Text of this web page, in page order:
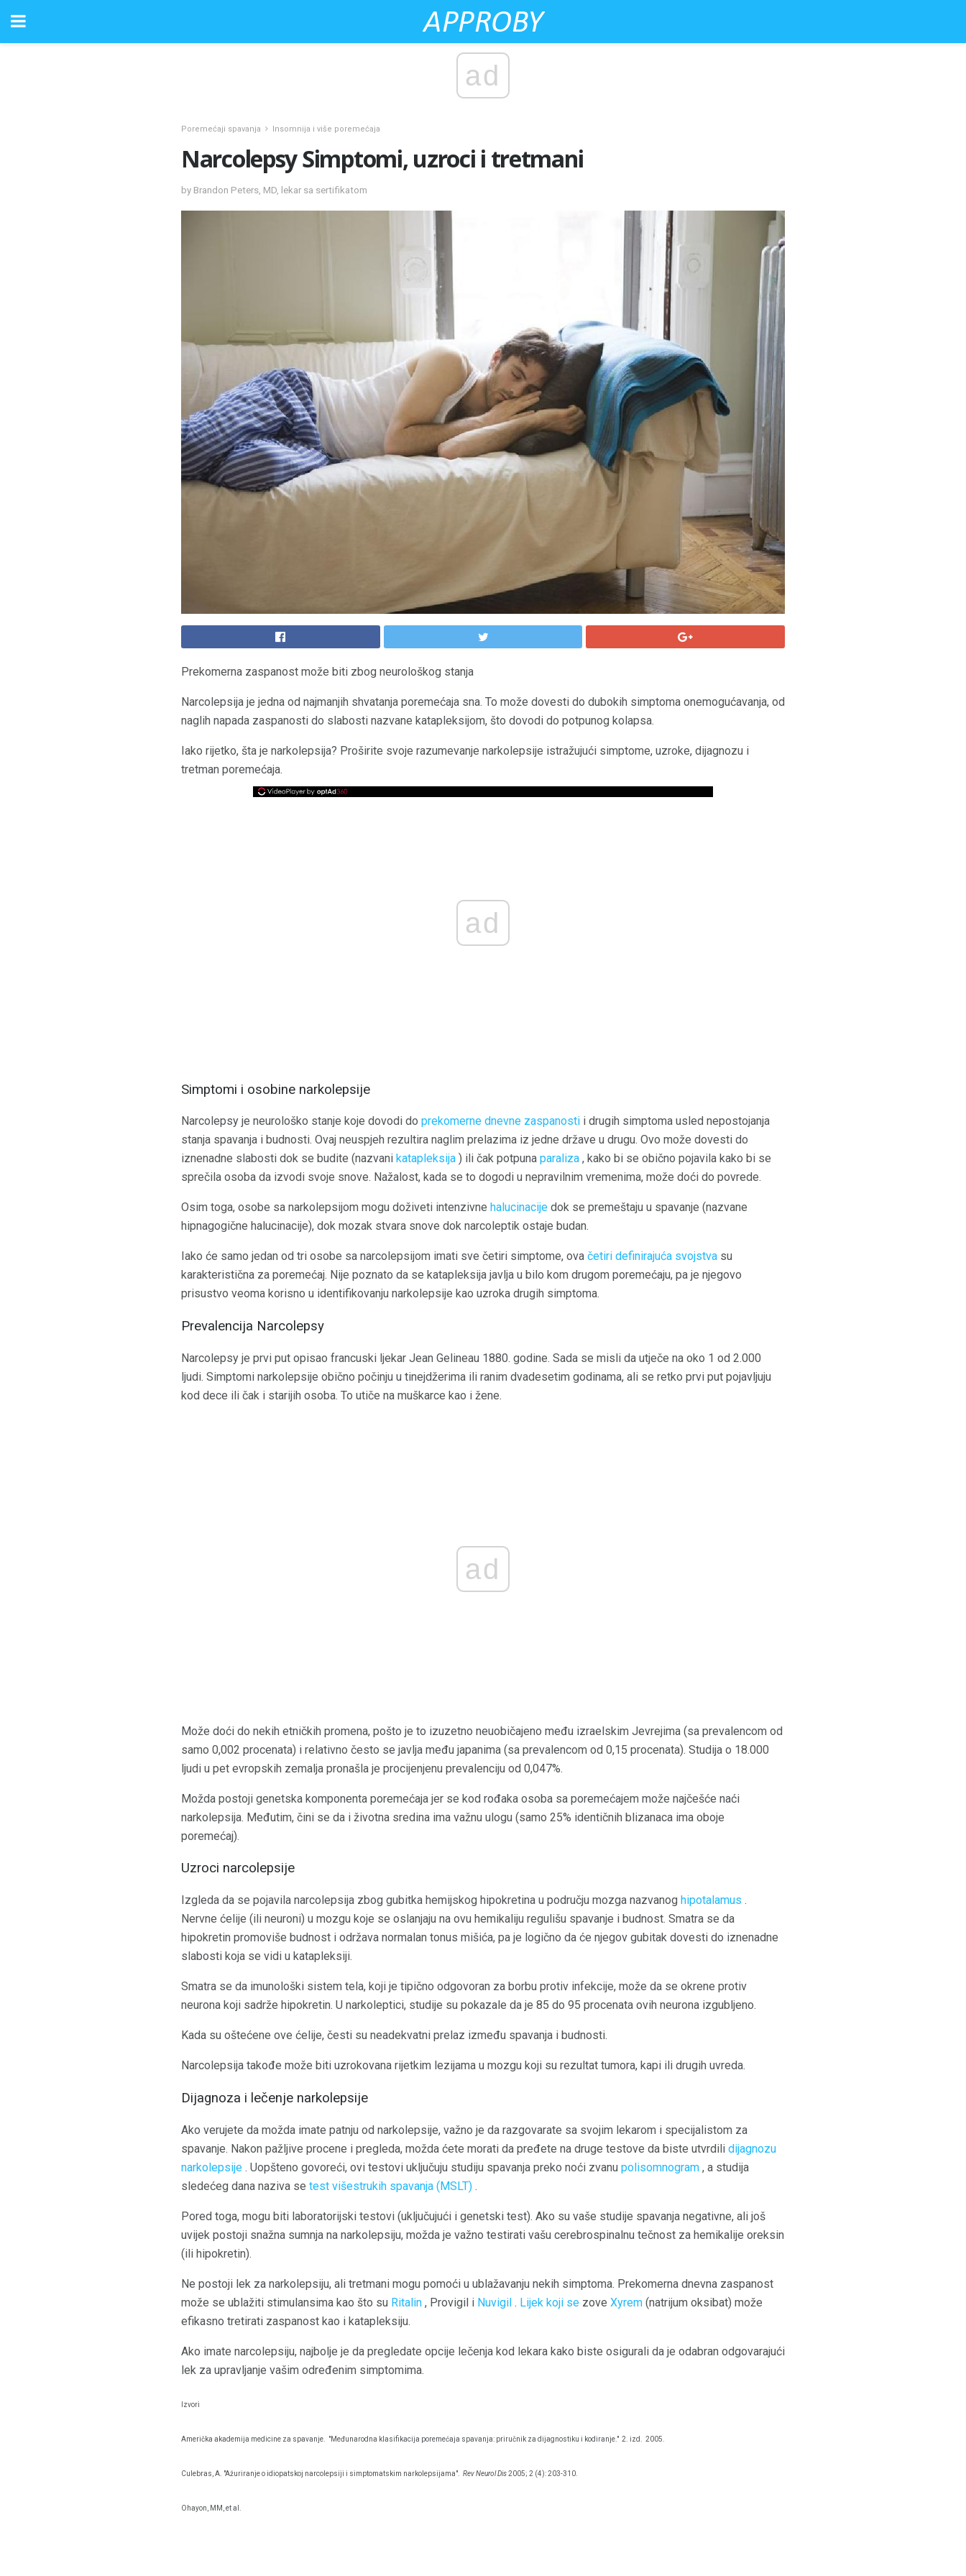
ad
Poremećaji spavanja Insomnija i više poremećaja
Narcolepsy Simptomi, uzroci i tretmani
by Brandon Peters, MD, lekar sa sertifikatom
Prekomerna zaspanost može biti zbog neurološkog stanja
Narcolepsija je jedna od najmanjih shvatanja poremećaja sna. To može dovesti do dubokih simptoma onemogućavanja, od
naglih napada zaspanosti do slabosti nazvane katapleksijom, što dovodi do potpunog kolapsa.
Iako rijetko, šta je narkolepsija? Proširite svoje razumevanje narkolepsije istražujući simptome, uzroke, dijagnozu i
tretman poremećaja.
ad
Simptomi i osobine narkolepsije
Narcolepsy je neurološko stanje koje dovodi do prekomerne dnevne zaspanosti i drugih simptoma usled nepostojanja
stanja spavanja i budnosti. Ovaj neuspjeh rezultira naglim prelazima iz jedne države u drugu. Ovo može dovesti do
iznenadne slabosti dok se budite (nazvani katapleksija ) ili čak potpuna paraliza , kako bi se obično pojavila kako bi se
sprečila osoba da izvodi svoje snove. Nažalost, kada se to dogodi u nepravilnim vremenima, može doći do povrede.
Osim toga, osobe sa narkolepsijom mogu doživeti intenzivne halucinacije dok se premeštaju u spavanje (nazvane
hipnagogične halucinacije), dok mozak stvara snove dok narcoleptik ostaje budan.
Iako će samo jedan od tri osobe sa narcolepsijom imati sve četiri simptome, ova četiri definirajuća svojstva su
karakteristična za poremećaj. Nije poznato da se katapleksija javlja u bilo kom drugom poremećaju, pa je njegovo
prisustvo veoma korisno u identifikovanju narkolepsije kao uzroka drugih simptoma.
Prevalencija Narcolepsy
Narcolepsy je prvi put opisao francuski ljekar Jean Gelineau 1880. godine. Sada se misli da utječe na oko 1 od 2.000
ljudi. Simptomi narkolepsije obično počinju u tinejdžerima ili ranim dvadesetim godinama, ali se retko prvi put pojavljuju
kod dece ili čak i starijih osoba. To utiče na muškarce kao i žene.
ad
Može doći do nekih etničkih promena, pošto je to izuzetno neuobičajeno među izraelskim Jevrejima (sa prevalencom od
samo 0,002 procenata) i relativno često se javlja među japanima (sa prevalencom od 0,15 procenata). Studija o 18.000
ljudi u pet evropskih zemalja pronašla je procijenjenu prevalenciju od 0,047%.
Možda postoji genetska komponenta poremećaja jer se kod rođaka osoba sa poremećajem može najčešće naći
narkolepsija. Međutim, čini se da i životna sredina ima važnu ulogu (samo 25% identičnih blizanaca ima oboje
poremećaj).
Uzroci narcolepsije
Izgleda da se pojavila narcolepsija zbog gubitka hemijskog hipokretina u području mozga nazvanog hipotalamus .
Nervne ćelije (ili neuroni) u mozgu koje se oslanjaju na ovu hemikaliju regulišu spavanje i budnost. Smatra se da
hipokretin promoviše budnost i održava normalan tonus mišića, pa je logično da će njegov gubitak dovesti do iznenadne
slabosti koja se vidi u katapleksiji.
Smatra se da imunološki sistem tela, koji je tipično odgovoran za borbu protiv infekcije, može da se okrene protiv
neurona koji sadrže hipokretin. U narkoleptici, studije su pokazale da je 85 do 95 procenata ovih neurona izgubljeno.
Kada su oštećene ove ćelije, česti su neadekvatni prelaz između spavanja i budnosti.
Narcolepsija takođe može biti uzrokovana rijetkim lezijama u mozgu koji su rezultat tumora, kapi ili drugih uvreda.
Dijagnoza i lečenje narkolepsije
Ako verujete da možda imate patnju od narkolepsije, važno je da razgovarate sa svojim lekarom i specijalistom za
spavanje. Nakon pažljive procene i pregleda, možda ćete morati da pređete na druge testove da biste utvrdili dijagnozu
narkolepsije . Uopšteno govoreći, ovi testovi uključuju studiju spavanja preko noći zvanu polisomnogram , a studija
sledećeg dana naziva se test višestrukih spavanja (MSLT) .
Pored toga, mogu biti laboratorijski testovi (uključujući i genetski test). Ako su vaše studije spavanja negativne, ali još
uvijek postoji snažna sumnja na narkolepsiju, možda je važno testirati vašu cerebrospinalnu tečnost za hemikalije oreksin
(ili hipokretin).
Ne postoji lek za narkolepsiju, ali tretmani mogu pomoći u ublažavanju nekih simptoma. Prekomerna dnevna zaspanost
može se ublažiti stimulansima kao što su Ritalin , Provigil i Nuvigil . Lijek koji se zove Xyrem (natrijum oksibat) može
efikasno tretirati zaspanost kao i katapleksiju.
Ako imate narcolepsiju, najbolje je da pregledate opcije lečenja kod lekara kako biste osigurali da je odabran odgovarajući
lek za upravljanje vašim određenim simptomima.
Izvori
Američka akademija medicine za spavanje. "Međunarodna klasifikacija poremećaja spavanja: priručnik za dijagnostiku i kodiranje." 2. izd. 2005.
Culebras, A. "Ažuriranje o idiopatskoj narcolepsiji i simptomatskim narkolepsijama". Rev Neurol Dis2005; 2 (4): 203-310.
Ohayon, MM, et al.